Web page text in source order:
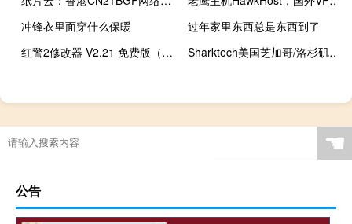
冲锋衣里面穿什么保暖
过年家里东西总是东西到了
红警2修改器 V2.21 免费版（红警2修改器 V2.21 免费版功能简介）
Sharktech美国芝加哥/洛杉矶/荷兰独服：Gold 6148/256G内存/2*2TB NVME/10Gbps带宽不限流量/5个IPv4/329美元/月，支持支付宝
☚
公告